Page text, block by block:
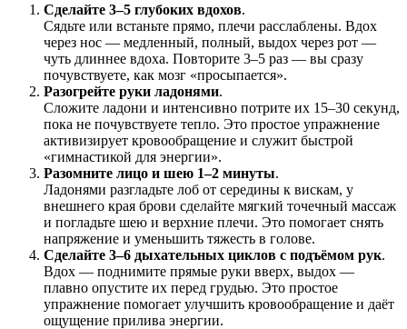
Сделайте 3–5 глубоких вдохов.
Сядьте или встаньте прямо, плечи расслаблены. Вдох
через нос — медленный, полный, выдох через рот —
чуть длиннее вдоха. Повторите 3–5 раз — вы сразу
почувствуете, как мозг «просыпается».
Разогрейте руки ладонями.
Сложите ладони и интенсивно потрите их 15–30 секунд,
пока не почувствуете тепло. Это простое упражнение
активизирует кровообращение и служит быстрой
«гимнастикой для энергии».
Разомните лицо и шею 1–2 минуты.
Ладонями разгладьте лоб от середины к вискам, у
внешнего края брови сделайте мягкий точечный массаж
и погладьте шею и верхние плечи. Это помогает снять
напряжение и уменьшить тяжесть в голове.
Сделайте 3–6 дыхательных циклов с подъёмом рук.
Вдох — поднимите прямые руки вверх, выдох —
плавно опустите их перед грудью. Это простое
упражнение помогает улучшить кровообращение и даёт
ощущение прилива энергии.